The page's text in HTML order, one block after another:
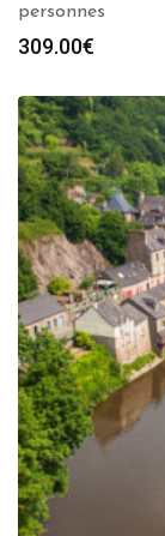
personnes
309.00€